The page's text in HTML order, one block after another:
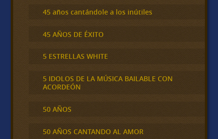
45 años cantándole a los inútiles
45 AÑOS DE ÉXITO
5 ESTRELLAS WHITE
5 IDOLOS DE LA MÚSICA BAILABLE CON
ACORDEÓN
50 AÑOS
50 AÑOS CANTANDO AL AMOR